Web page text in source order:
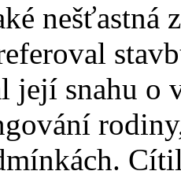
nešťastná
její snahu o